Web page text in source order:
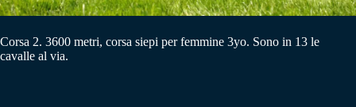
Corsa 2. 3600 metri, corsa siepi per femmine 3yo. Sono in 13 le
cavalle al via.